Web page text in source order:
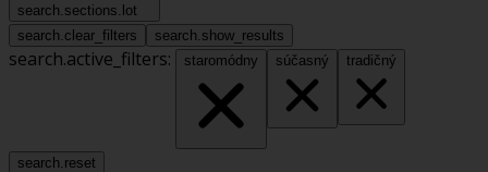
search.sections.lot
search.clear_filters
search.show_results
search.active_filters: staromódny súčasný tradičný
search.reset